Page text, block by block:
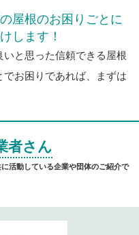
屋根のお困りごとに
します！
と思った信頼できる屋根
お困りであれば、まずは
者さん
活動している企業や団体のご紹介で